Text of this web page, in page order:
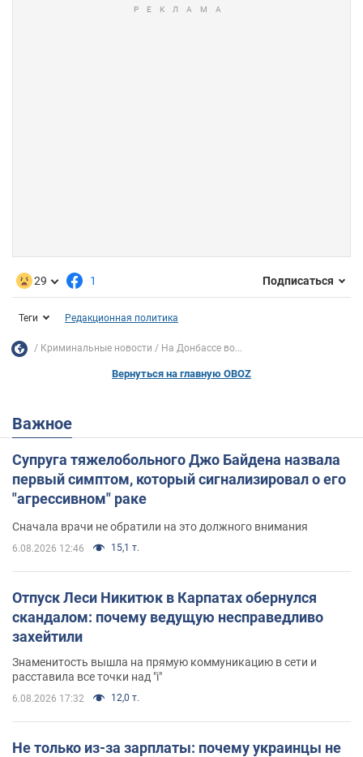
29 1 Подписаться
Теги Редакционная политика
Криминальные новости На Донбассе во...
Вернуться на главную OBOZ
Важное
Супруга тяжелобольного Джо Байдена назвала
первый симптом, который сигнализировал о его
"агрессивном" раке
Сначала врачи не обратили на это должного внимания
6.08.2026 12:46 15,1 т.
Отпуск Леси Никитюк в Карпатах обернулся
скандалом: почему ведущую несправедливо
захейтили
Знаменитость вышла на прямую коммуникацию в сети и
расставила все точки над "i"
6.08.2026 17:32 12,0 т.
Не только из-за зарплаты: почему украинцы не